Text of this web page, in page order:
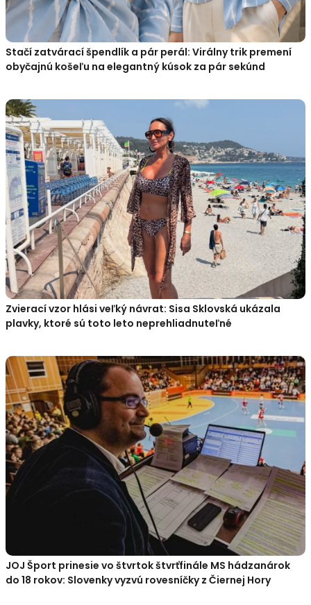
Stačí zatvárací špendlík a pár perál: Virálny trik premení
obyčajnú košeľu na elegantný kúsok za pár sekúnd
Zvierací vzor hlási veľký návrat: Sisa Sklovská ukázala
plavky, ktoré sú toto leto neprehliadnuteľné
JOJ Šport prinesie vo štvrtok štvrťfinále MS hádzanárok
do 18 rokov: Slovenky vyzvú rovesníčky z Čiernej Hory